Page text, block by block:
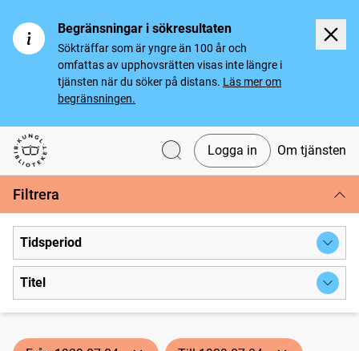
Begränsningar i sökresultaten
Sökträffar som är yngre än 100 år och
omfattas av upphovsrätten visas inte längre i
tjänsten när du söker på distans. Läs mer om
begränsningen.
Svenska tidningar
Logga in Om tjänsten
Filtrera
Tidsperiod
Titel